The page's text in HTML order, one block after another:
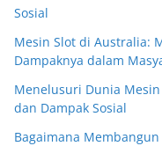
Sosial
Mesin Slot di Australia:
Dampaknya dalam
Menelusuri Dunia
dan Dampak Sosial
Bagaimana